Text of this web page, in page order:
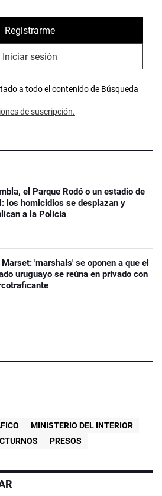
Registrarme
Iniciar sesión
a todo el contenido de Búsqueda
de suscripción.
el Parque Rodó o un estadio de
los homicidios se desplazan y
a la Policía
'marshals' se oponen a que el
uruguayo se reúna en privado con
MINISTERIO DEL INTERIOR
PRESOS